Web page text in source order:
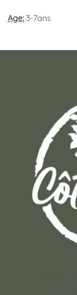
Age: 3-7ans